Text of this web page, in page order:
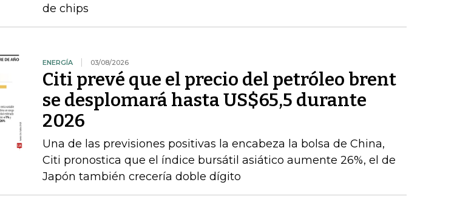
de chips
ENERGÍA 03/08/2026
Citi prevé que el precio del petróleo brent
se desplomará hasta US$65,5 durante
2026
Una de las previsiones positivas la encabeza la bolsa de China,
Citi pronostica que el índice bursátil asiático aumente 26%, el de
Japón también crecería doble dígito